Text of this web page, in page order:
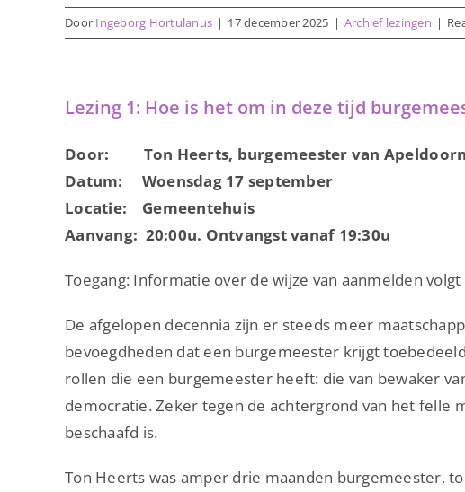
Door Ingeborg Hortulanus | 17 december 2025 | Archief lezingen |
Lezing 1: Hoe is het om in deze tijd
Door: Ton Heerts, burgemeester van Apeldoorn
Datum: Woensdag 17 september
Locatie: Gemeentehuis
Aanvang: 20:00u. Ontvangst vanaf 19:30u
Toegang: Informatie over de wijze van aanmelden
De afgelopen decennia zijn er steeds meer
bevoegdheden dat een burgemeester krijgt
rollen die een burgemeester heeft: die van bewaker
democratie. Zeker tegen de achtergrond van het felle
beschaafd is.
Ton Heerts was amper drie maanden burgemeester,